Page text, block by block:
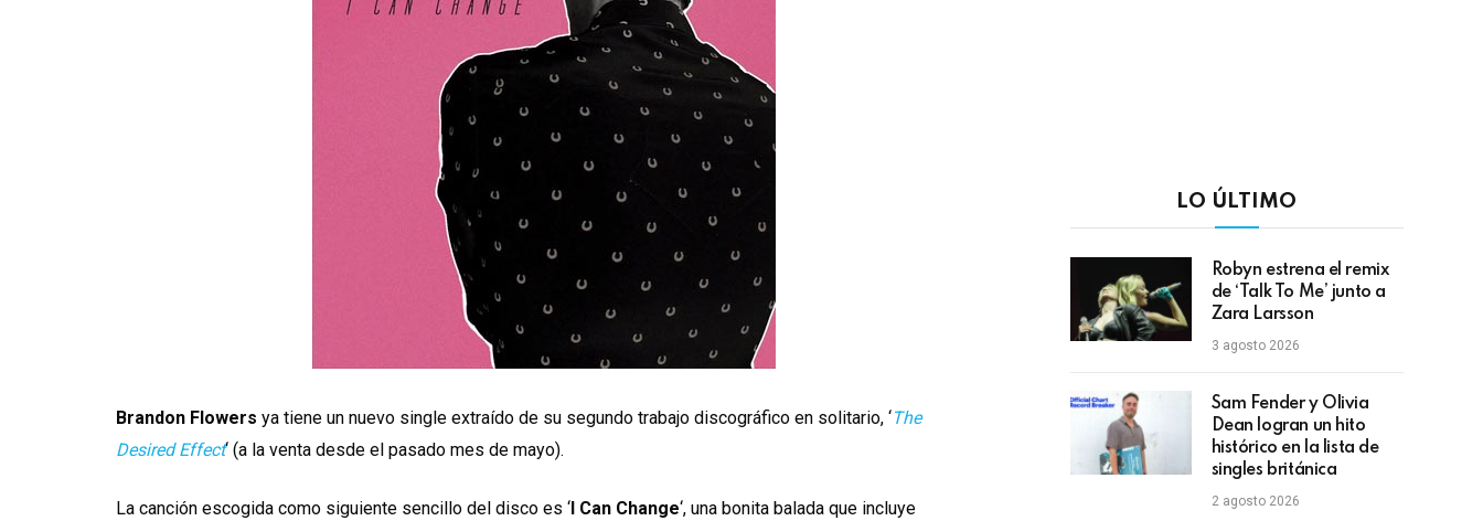
Brandon Flowers ya tiene un nuevo single extraído de su segundo trabajo discográfico en solitario, ‘The
Desired Effect‘ (a la venta desde el pasado mes de mayo).
La canción escogida como siguiente sencillo del disco es ‘ I Can Change‘, una bonita balada que incluye
LO ÚLTIMO
Robyn estrena el remix
de ‘Talk To Me’ junto a
Zara Larsson
3 agosto 2026
Sam Fender y Olivia
Dean logran un hito
histórico en la lista de
singles británica
2 agosto 2026